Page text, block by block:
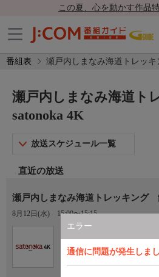
この夏、心を動かす作品
番組表 瀬戸内しまなみ海道トレッキ
エラー
通信に問題が発生しま
瀬戸内しまなみ海道ト
satonoka 4K
放送スケジュール一覧
直近の放送
瀬戸内しまなみ海道トレッキング
8月12日(水) 15:00〜15:15